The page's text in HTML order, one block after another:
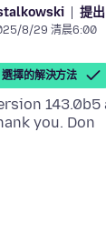
提
8/29 清晨6:00
選擇的解決方法